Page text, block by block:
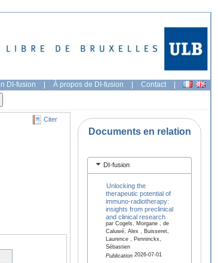
DI-fusion | À propos de DI-fusion | Contact |
Citer
Documents en relation
DI-fusion
Unlocking the
therapeutic potential of
immuno-radiotherapy:
insights from preclinical
and clinical research
par Cogels, Morgane , de
Caluwé, Alex , Buisseret,
Laurence , Penninckx,
Sébastien
Publication2026-07-01